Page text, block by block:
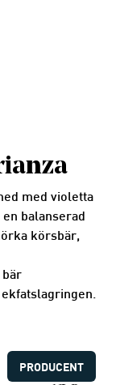
med violetta
balanserad
körsbär,
bär
PRODUCENT